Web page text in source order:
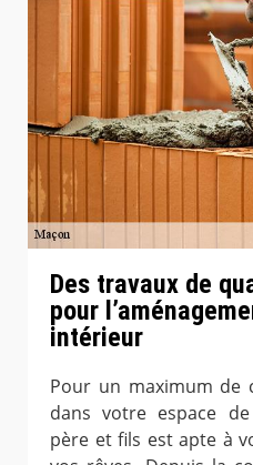
Des travaux de
pour
intérieur
Pour un maximum de
dans votre espace
père et fils est apte à